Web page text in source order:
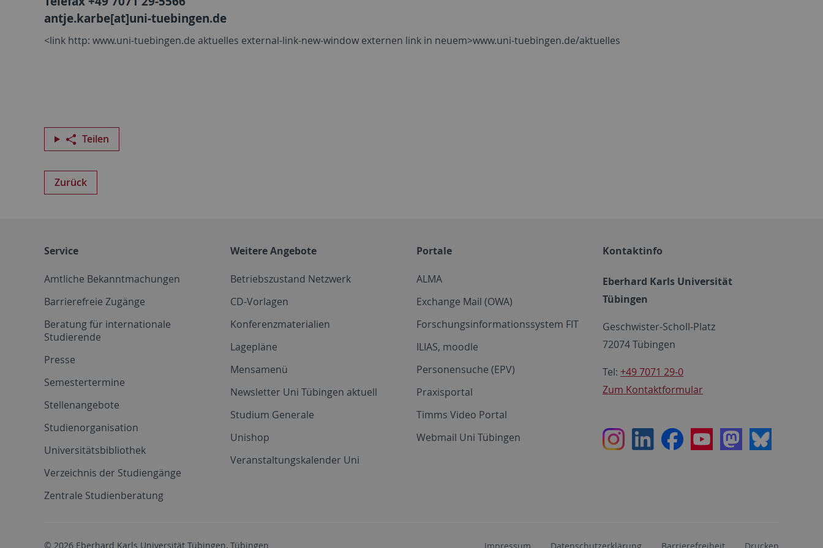
antje.karbe[at]uni-tuebingen.de
<link http: www.uni-tuebingen.de aktuelles external-link-new-window externen link in neuem>www.uni-tuebingen.de/aktuelles
Teilen
Zurück
Service
Amtliche Bekanntmachungen
Barrierefreie Zugänge
Beratung für internationale
Studierende
Presse
Semestertermine
Stellenangebote
Studienorganisation
Universitätsbibliothek
Verzeichnis der Studiengänge
Zentrale Studienberatung
Weitere Angebote
Betriebszustand Netzwerk
CD-Vorlagen
Konferenzmaterialien
Lagepläne
Mensamenü
Newsletter Uni Tübingen aktuell
Studium Generale
Unishop
Veranstaltungskalender Uni
Portale
ALMA
Exchange Mail (OWA)
Forschungsinformationssystem FIT
ILIAS, moodle
Personensuche (EPV)
Praxisportal
Timms Video Portal
Webmail Uni Tübingen
Kontaktinfo
Eberhard Karls Universität
Tübingen
Geschwister-Scholl-Platz
72074 Tübingen
Tel: +49 7071 29-0
Zum Kontaktformular
InstagramLinkedInFacebookYoutubeMastodon
Bluesky
© 2026 Eberhard Karls Universität Tübingen, Tübingen